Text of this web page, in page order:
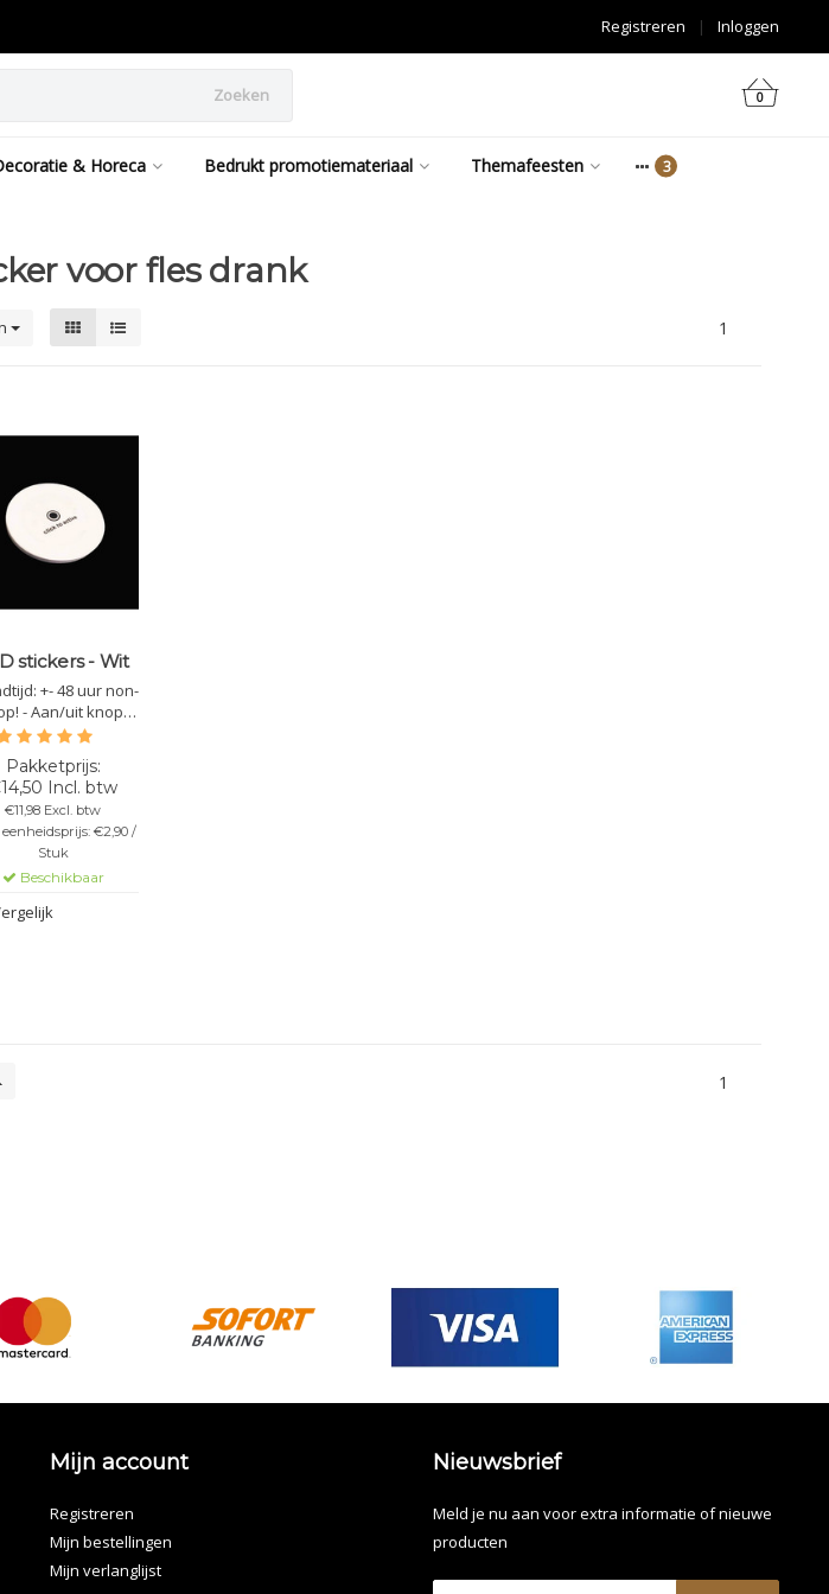
Inloggen
|
Registreren
Zoeken 0
& Horeca Bedrukt promotiemateriaal Themafeesten
voor fles drank
1
stickers - Wit
+- 48 uur non-
- Aan/uit knop
batterijbesparing -
plakt aan alle
- 3
standen -
Diameter: 5cm
Incl. btw
€11,98 Excl. btw
eenheidsprijs: €2,90 /
Stuk
Beschikbaar
1
Mijn account
Registreren
Mijn bestellingen
Mijn verlanglijst
Nieuwsbrief
Meld je nu aan voor extra informatie of nieuwe
producten